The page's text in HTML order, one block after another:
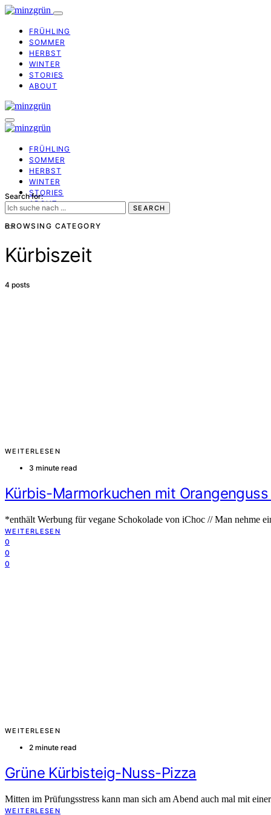
FRÜHLING
SOMMER
HERBST
WINTER
STORIES
ABOUT
FRÜHLING
SOMMER
HERBST
WINTER
STORIES
ABOUT
Search for:
SEARCH
BROWSING CATEGORY
Kürbiszeit
4 posts
WEITERLESEN
3 minute read
Kürbis-Marmorkuchen mit
*enthält Werbung für vegane Schokolade von iChoc // Man nehme
WEITERLESEN
0
0
0
WEITERLESEN
2 minute read
Grüne Kürbisteig-Nuss-Pizza
Mitten im Prüfungsstress kann man sich am Abend auch mal mit
WEITERLESEN